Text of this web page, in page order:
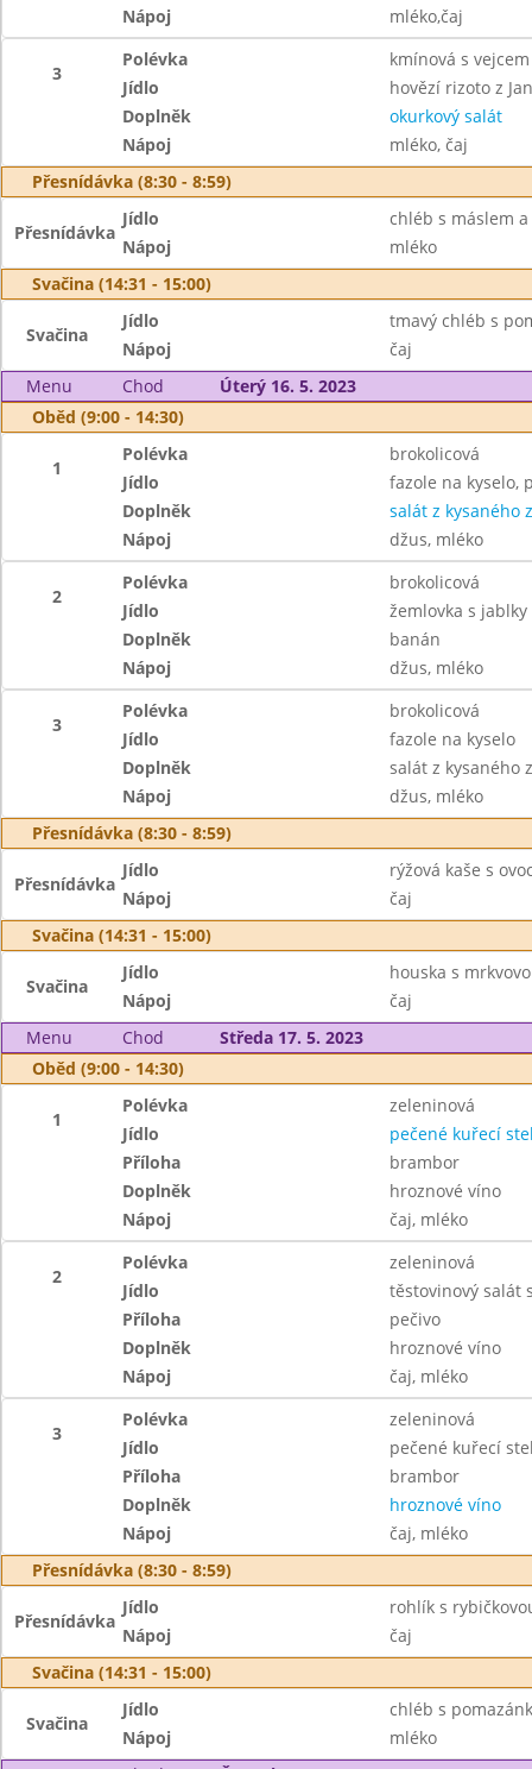
Nápoj
mléko,čaj
3
Polévka
kmínová s vejcem
Jídlo
hovězí rizoto z
Doplněk
okurkový salát
Nápoj
mléko, čaj
Přesnídávka (8:30 - 8:59)
Přesnídávka
Jídlo
chléb s máslem
Nápoj
mléko
Svačina (14:31 - 15:00)
Svačina
Jídlo
tmavý chléb s
Nápoj
čaj
Menu
Chod
Úterý 16. 5. 2023
Oběd (9:00 - 14:30)
1
Polévka
brokolicová
Jídlo
fazole na kyselo,
Doplněk
salát z kysaného
Nápoj
džus, mléko
2
Polévka
brokolicová
Jídlo
žemlovka s
Doplněk
banán
Nápoj
džus, mléko
3
Polévka
brokolicová
Jídlo
fazole na kyselo
Doplněk
salát z kysaného
Nápoj
džus, mléko
Přesnídávka (8:30 - 8:59)
Přesnídávka
Jídlo
rýžová kaše s
Nápoj
čaj
Svačina (14:31 - 15:00)
Svačina
Jídlo
houska s
Nápoj
čaj
Menu
Chod
Středa 17. 5. 2023
Oběd (9:00 - 14:30)
1
Polévka
zeleninová
Jídlo
pečené kuřecí
Příloha
brambor
Doplněk
hroznové víno
Nápoj
čaj, mléko
2
Polévka
zeleninová
Jídlo
těstovinový salát
Příloha
pečivo
Doplněk
hroznové víno
Nápoj
čaj, mléko
3
Polévka
zeleninová
Jídlo
pečené kuřecí
Příloha
brambor
Doplněk
hroznové víno
Nápoj
čaj, mléko
Přesnídávka (8:30 - 8:59)
Přesnídávka
Jídlo
rohlík s
Nápoj
čaj
Svačina (14:31 - 15:00)
Svačina
Jídlo
chléb s
Nápoj
mléko